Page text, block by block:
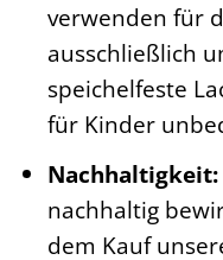
verwenden für
ausschließlich
speichelfeste
für Kinder
Nachhaltigkeit:
nachhaltig
dem Kauf